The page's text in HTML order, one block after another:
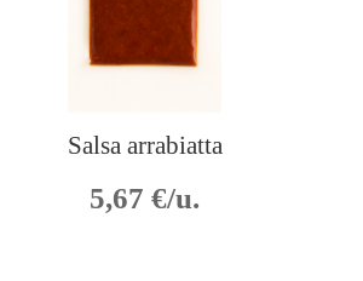
Salsa arrabiatta
5,67€/u.